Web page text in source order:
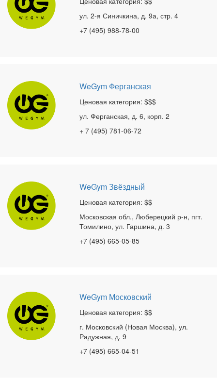
ул. 2-я Синичкина, д. 9а, стр. 4
+7 (495) 988-78-00
WeGym Ферганская
Ценовая категория: $$$
ул. Ферганская, д. 6, корп. 2
+ 7 (495) 781-06-72
WeGym Звёздный
Ценовая категория: $$
Московская обл., Люберецкий р-н, пгт.
Томилино, ул. Гаршина, д. 3
+7 (495) 665-05-85
WeGym Московский
Ценовая категория: $$
г. Московский (Новая Москва), ул.
Радужная, д. 9
+7 (495) 665-04-51